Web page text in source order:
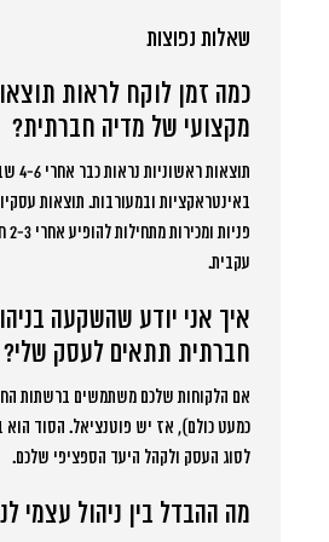
שאלות נפוצות
כמה זמן לוקח לראות
מקצועי של מדיה חברתית?
באינטראקציות ובמעורבות. תוצאות
עקבית.
איך אני יודע שהשקעה
חברתית תתאים לעסק שלי?
כמעט כולם), אז יש פוטנציאל. הסוד
לסוג העסק ולקהל היעד הספציפי שלכם.
מה ההבדל בין ניהול עצמי